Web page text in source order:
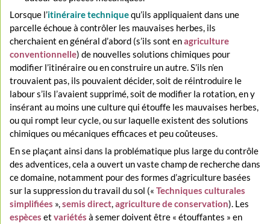
Lorsque l’itinéraire techniquequ’ils appliquaient dans une
parcelle échoue à contrôler les mauvaises herbes, ils
cherchaient en général d’abord (s’ils sont enagriculture
conventionnelle) de nouvelles solutions chimiques pour
modifier l’itinéraire ou en construire un autre. S’ils n’en
trouvaient pas, ils pouvaient décider, soit de réintroduire le
labour s’ils l’avaient supprimé, soit de modifier la rotation, en y
insérant au moins une culture qui étouffe les mauvaises herbes,
ou qui rompt leur cycle, ou sur laquelle existent des solutions
chimiques ou mécaniques efficaces et peu coûteuses.
En se plaçant ainsi dans la problématique plus large du contrôle
des adventices, cela a ouvert un vaste champ de recherche dans
ce domaine, notamment pour des formes d’agriculture basées
sur la suppression du travail du sol («Techniques culturales
simplifiées »,semis direct,agriculture de conservation). Les
espèces etvariétés à semer doivent être « étouffantes » en